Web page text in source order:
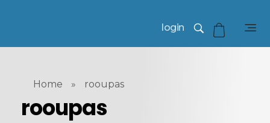
login
Home » rooupas
rooupas